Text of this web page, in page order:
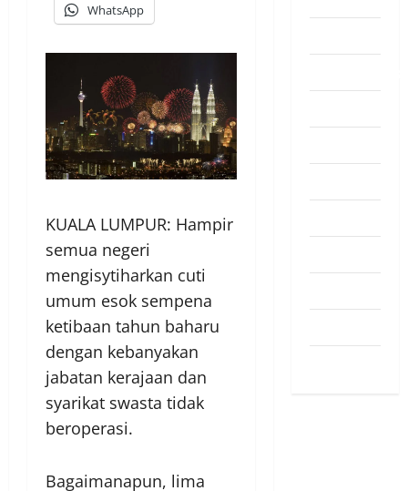
WhatsApp
KUALA LUMPUR: Hampir
semua negeri
mengisytiharkan cuti
umum esok sempena
ketibaan tahun baharu
dengan kebanyakan
jabatan kerajaan dan
syarikat swasta tidak
beroperasi.
Bagaimanapun, lima